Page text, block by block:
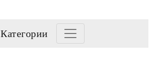
Категории